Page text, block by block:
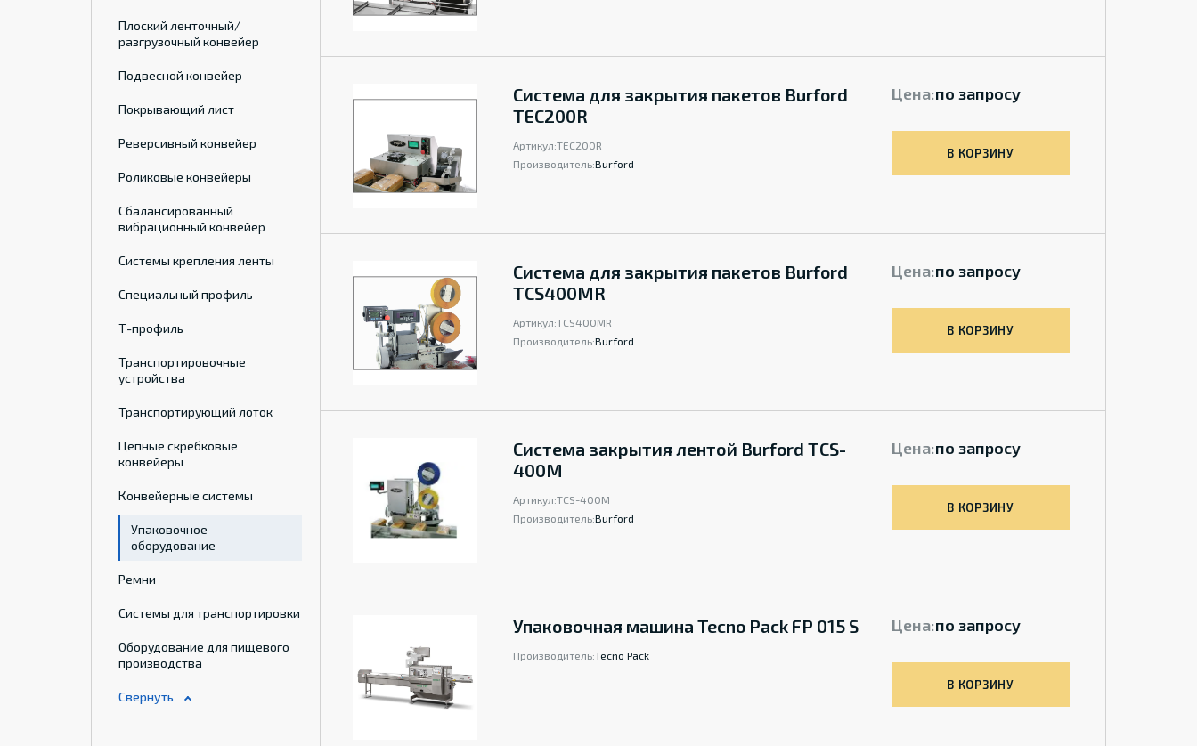
Плоский ленточный/
разгрузочный конвейер
Подвесной конвейер
Покрывающий лист
Реверсивный конвейер
Роликовые конвейеры
Сбалансированный
вибрационный конвейер
Системы крепления ленты
Специальный профиль
Т-профиль
Транспортировочные
устройства
Транспортирующий лоток
Цепные скребковые
конвейеры
Конвейерные системы
Упаковочное
оборудование
Ремни
Системы для транспортировки
Оборудование для пищевого
производства
Система для закрытия пакетов Burford
TEC200R
Артикул:TEC200R
Производитель:Burford
Цена:по запросу
В КОРЗИНУ
Система для закрытия пакетов Burford
TCS400MR
Артикул:TCS400MR
Производитель:Burford
Цена:по запросу
В КОРЗИНУ
Система закрытия лентой Burford TCS-
400M
Артикул:TCS-400M
Производитель:Burford
Цена:по запросу
В КОРЗИНУ
Упаковочная машина Tecno Pack FP 015 S
Производитель:Tecno Pack
Цена:по запросу
В КОРЗИНУ